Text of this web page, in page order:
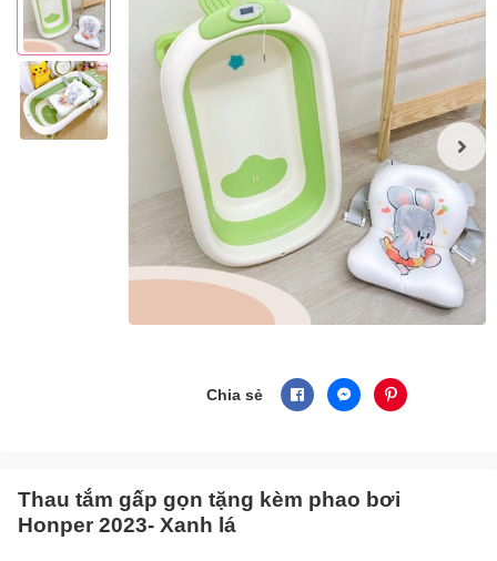
Chia sẻ
Thau tắm gấp gọn tặng kèm phao bơi
Honper 2023- Xanh lá